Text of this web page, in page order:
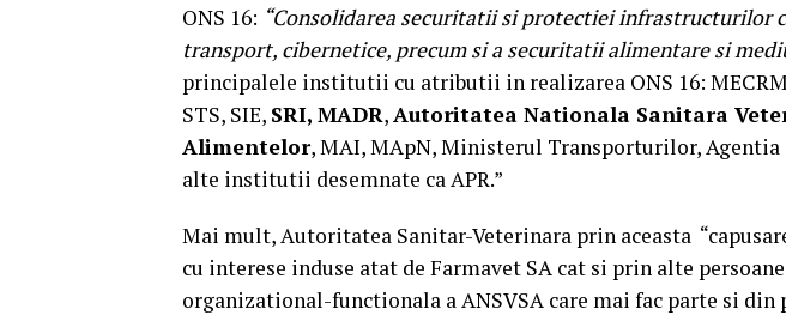
ONS 16: “Consolidarea securitatii si protectiei infrastructurilor
transport, cibernetice, precum si a securitatii alimentare si
principalele institutii cu atributii in realizarea ONS 16:
STS, SIE, SRI, MADR,Autoritatea Nationala Sanitara
Alimentelor, MAI, MApN, Ministerul Transporturilor, Agentia
alte institutii desemnate ca APR.”
Mai mult, Autoritatea Sanitar-Veterinara prin aceasta
cu interese induse atat de Farmavet SA cat si prin alte
organizational-functionala a ANSVSA care mai fac parte si din